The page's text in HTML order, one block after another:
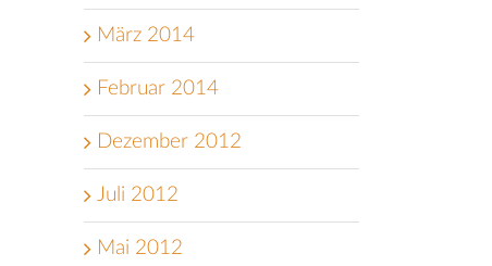
März 2014
Februar 2014
Dezember 2012
Juli 2012
Mai 2012